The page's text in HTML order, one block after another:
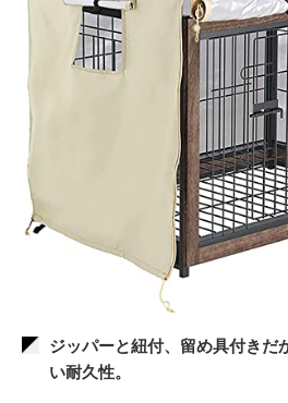
ジッパーと紐付、留め具付きだ
い耐久性。